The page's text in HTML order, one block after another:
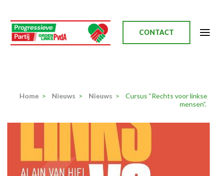
naar
inhoud
(Druk
CONTACT
Home > Nieuws > Nieuws >
Cursus “Rechts voor linkse
mensen”.